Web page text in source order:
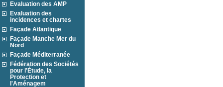
Evaluation des AMP
Evaluation des
incidences et chartes
Façade Atlantique
Façade Manche Mer du
Nord
Façade Méditerranée
Fédération des Sociétés
pour l'Étude, la
Protection et
l'Aménagem